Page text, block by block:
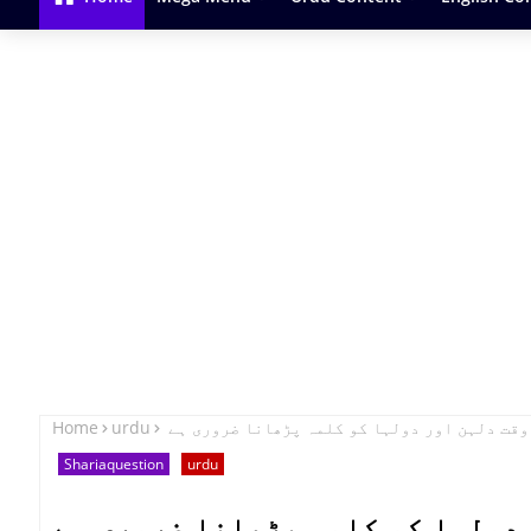
Home urdu دلہن اور دولہا کو کلمہ پڑھانا ضروری ہے
Shariaquestion urdu